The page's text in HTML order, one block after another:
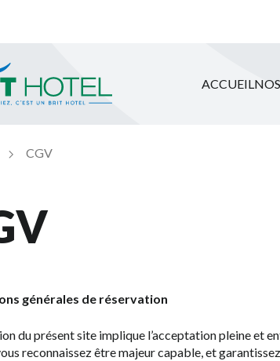
Hotel
ACCUEIL
CGV
générales de réservation
du présent site implique l’acceptation pleine et
reconnaissez être majeur capable, et